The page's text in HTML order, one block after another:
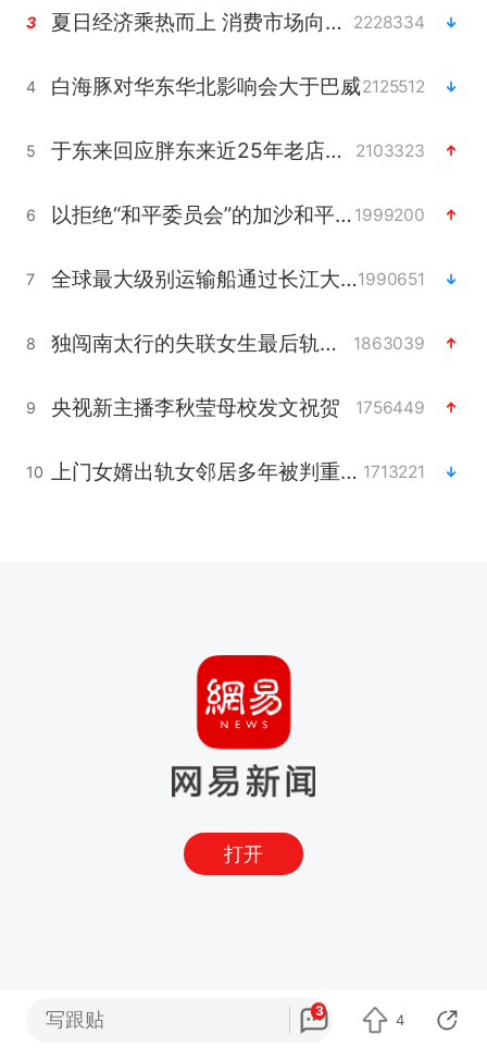
3 夏日经济乘热而上 消费市场向新而行 2228334
4 白海豚对华东华北影响会大于巴威2125512
5 于东来回应胖东来近25年老店年底关闭 2103323
6 以拒绝“和平委员会”的加沙和平计划 1999200
7 全球最大级别运输船通过长江大桥1990651
8 独闯南太行的失联女生最后轨迹已确认 1863039
9 央视新主播李秋莹母校发文祝贺 1756449
10 上门女婿出轨女邻居多年被判重婚罪 1713221
打开
写跟贴 3
4